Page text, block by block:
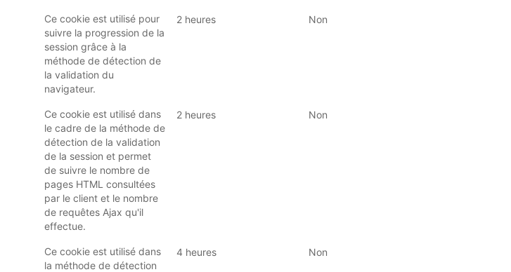
Ce cookie est utilisé pour
suivre la progression de la
session grâce à la
méthode de détection de
la validation du
navigateur.
2 heures Non
Ce cookie est utilisé dans
le cadre de la méthode de
détection de la validation
de la session et permet
de suivre le nombre de
pages HTML consultées
par le client et le nombre
de requêtes Ajax qu'il
effectue.
2 heures Non
Ce cookie est utilisé dans
la méthode de détection
4 heures Non